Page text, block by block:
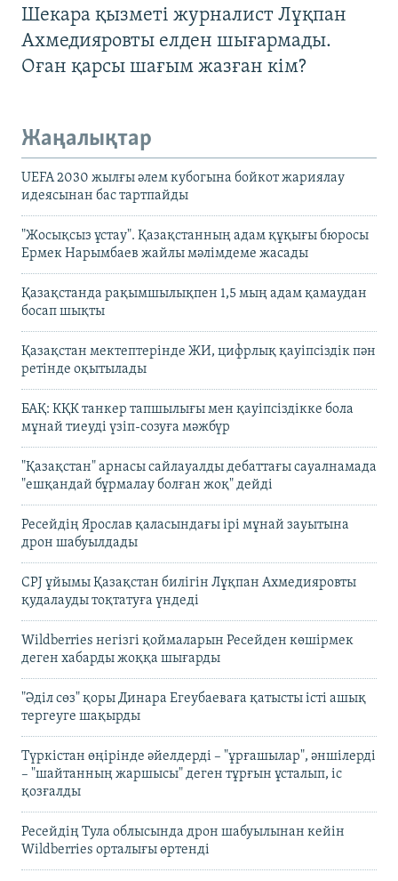
Шекара қызметі журналист Лұқпан
Ахмедияровты елден шығармады.
Оған қарсы шағым жазған кім?
Жаңалықтар
UEFA 2030 жылғы әлем кубогына бойкот жариялау
идеясынан бас тартпайды
"Жосықсыз ұстау". Қазақстанның адам құқығы бюросы
Ермек Нарымбаев жайлы мәлімдеме жасады
Қазақстанда рақымшылықпен 1,5 мың адам қамаудан
босап шықты
Қазақстан мектептерінде ЖИ, цифрлық қауіпсіздік пән
ретінде оқытылады
БАҚ: КҚК танкер тапшылығы мен қауіпсіздікке бола
мұнай тиеуді үзіп-созуға мәжбүр
"Қазақстан" арнасы сайлауалды дебаттағы сауалнамада
"ешқандай бұрмалау болған жоқ" дейді
Ресейдің Ярослав қаласындағы ірі мұнай зауытына
дрон шабуылдады
CPJ ұйымы Қазақстан билігін Лұқпан Ахмедияровты
қудалауды тоқтатуға үндеді
Wildberries негізгі қоймаларын Ресейден көшірмек
деген хабарды жоққа шығарды
"Әділ сөз" қоры Динара Егеубаеваға қатысты істі ашық
тергеуге шақырды
Түркістан өңірінде әйелдерді – "ұрғашылар", әншілерді
– "шайтанның жаршысы" деген тұрғын ұсталып, іс
қозғалды
Ресейдің Тула облысында дрон шабуылынан кейін
Wildberries орталығы өртенді